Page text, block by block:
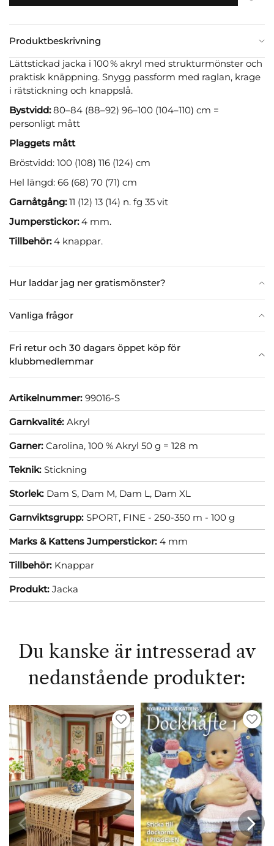
Produktbeskrivning
Hur laddar jag ner gratismönster?
Vanliga frågor
Fri retur och 30 dagars öppet köp för
klubbmedlemmar
Lättstickad jacka i 100 % akryl med strukturmönster och
praktisk knäppning. Snygg passform med raglan, krage
i rätstickning och knappslå.
Bystvidd:80–84 (88–92) 96–100 (104–110) cm =
personligt mått
Plaggets mått
Bröstvidd: 100 (108) 116 (124) cm
Hel längd: 66 (68) 70 (71) cm
Garnåtgång:11 (12) 13 (14) n. fg 35 vit
Jumperstickor:4 mm.
Tillbehör:4 knappar.
Artikelnummer: 99016-S
Garnkvalité: Akryl
Garner: Carolina, 100 % Akryl 50 g = 128 m
Teknik: Stickning
Storlek: Dam S, Dam M, Dam L, Dam XL
Garnviktsgrupp: SPORT, FINE - 250-350 m - 100 g
Marks & Kattens Jumperstickor: 4 mm
Tillbehör: Knappar
Produkt: Jacka
Du kanske är intresserad av
nedanstående produkter: